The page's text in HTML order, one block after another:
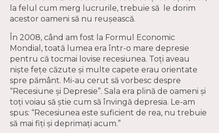
la felul cum merg lucrurile, trebuie să le dorim
acestor oameni să nu reușească.
În 2008, când am fost la Formul Economic
Mondial, toată lumea era într-o mare depresie
pentru că tocmai lovise recesiunea. Toți aveau
niște fețe căzute și multe capete erau orientate
spre pământ. Mi-au cerut să vorbesc despre
“Recesiune și Depresie”. Sala era plină de oameni și
toți voiau să știe cum să învingă depresia. Le-am
spus: “Recesiunea este suficient de rea, nu trebuie
să mai fiți și deprimați acum.”